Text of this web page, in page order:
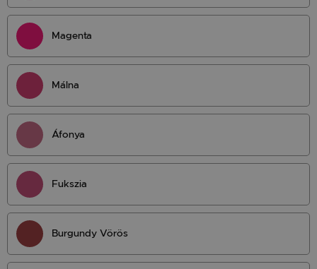
Magenta
Málna
Áfonya
Fukszia
Burgundy Vörös